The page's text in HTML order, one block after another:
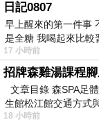
日記0807
早上醒來的第一件事
是全糖 我喝起來比較
17 小時前
文章目錄 森SPA足
生館松江館交通方式
18 小時前